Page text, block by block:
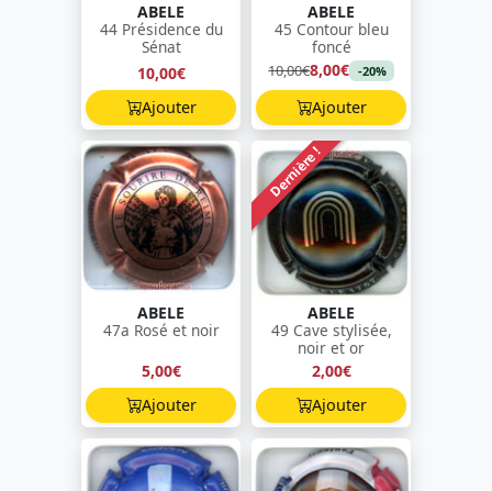
ABELE
44 Présidence du
Sénat
10,00€
Ajouter
ABELE
45 Contour bleu
foncé
10,00€8,00€ -20%
Ajouter
ABELE
47a Rosé et noir
5,00€
Ajouter
Dernière !
ABELE
49 Cave stylisée,
noir et or
2,00€
Ajouter